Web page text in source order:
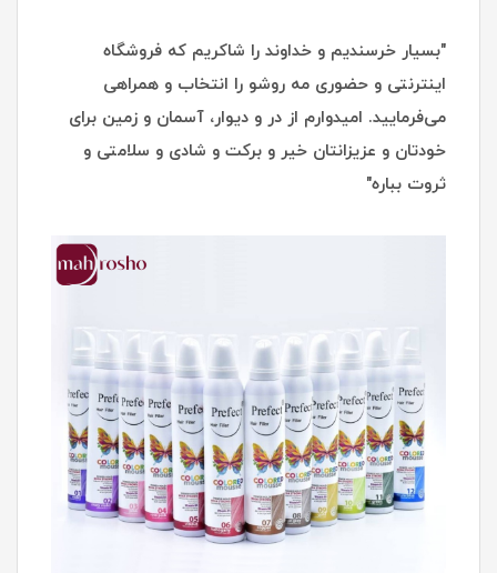
"بسیار خرسندیم و خداوند را شاکریم که فروشگاه
اینترنتی و حضوری مه روشو را انتخاب و همراهی
می‌فرمایید. امیدوارم از در و دیوار، آسمان و زمین برای
خودتان و عزیزانتان خیر و برکت و شادی و سلامتی و
ثروت بباره"